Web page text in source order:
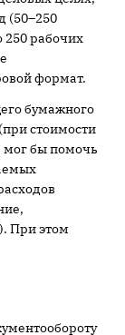
(50–250
250 рабочих
формат.
бумажного
стоимости
мог бы помочь
При этом